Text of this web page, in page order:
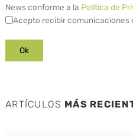
News conforme a la Política de
Acepto recibir comunicaciones
ARTÍCULOS MÁS